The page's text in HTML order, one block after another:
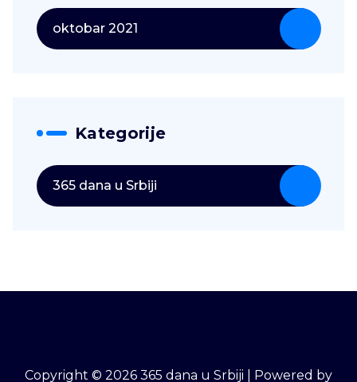
oktobar 2021
Kategorije
365 dana u Srbiji
Copyright © 2026 365 dana u Srbiji | Powered by